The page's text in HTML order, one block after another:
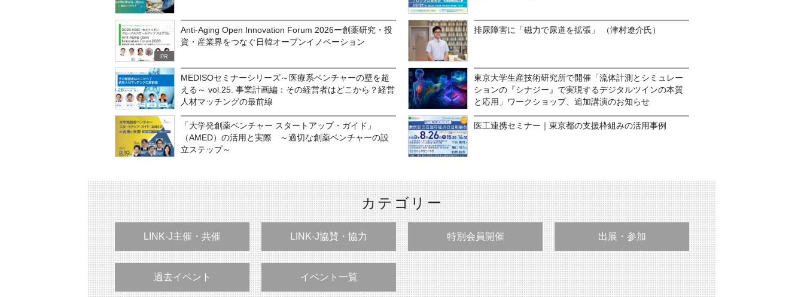
PR
Anti-Aging Open Innovation Forum 2026ー創薬研究・投
資・産業界をつなぐ日韓オープンイノベーション
MEDISOセミナーシリーズ～医療系ベンチャーの壁を超
える～ vol.25. 事業計画編：その経営者はどこから？経営
人材マッチングの最前線
「大学発創薬ベンチャー スタートアップ・ガイド」
（AMED）の活用と実際 ～適切な創薬ベンチャーの設
立ステップ～
排尿障害に「磁力で尿道を拡張」 （津村遼介氏）
東京大学生産技術研究所で開催「流体計測とシミュレー
ションの『シナジー』で実現するデジタルツインの本質
と応用」ワークショップ、追加講演のお知らせ
医工連携セミナー｜東京都の支援枠組みの活用事例
カテゴリー
LINK-J主催・共催 LINK-J協賛・協力 特別会員開催 出展・参加
過去イベント イベント一覧